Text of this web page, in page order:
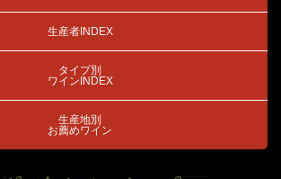
生産者INDEX
タイプ別
ワインINDEX
生産地別
お薦めワイン